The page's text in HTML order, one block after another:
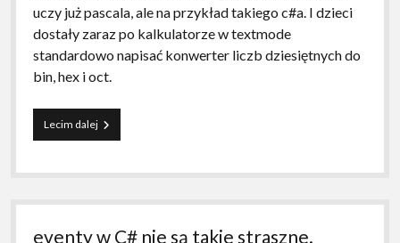
uczy już pascala, ale na przykład takiego c#a. I dzieci
dostały zaraz po kalkulatorze w textmode
standardowo napisać konwerter liczb dziesiętnych do
bin, hex i oct.
Lecim dalejJak
Jasio
dowcipów
w
konwertował
eventy w C# nie są takie straszne.